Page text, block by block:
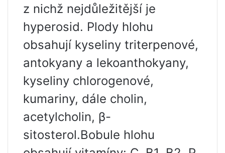
z nichž nejdůležitější je
hyperosid. Plody hlohu
obsahují kyseliny triterpenové,
antokyany a lekoanthokyany,
kyseliny chlorogenové,
kumariny, dále cholin,
acetylcholin, β-
sitosterol.Bobule hlohu